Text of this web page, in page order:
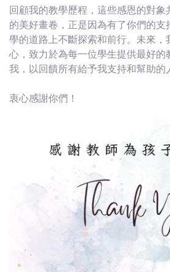
回顧我的教學歷程，這些感恩的對象
的美好畫卷，正是因為有了你們的支
學的道路上不斷探索和前行。未來，
心，致力於為每一位學生提供最好的
我，以回饋所有給予我支持和幫助的
衷心感謝你們！